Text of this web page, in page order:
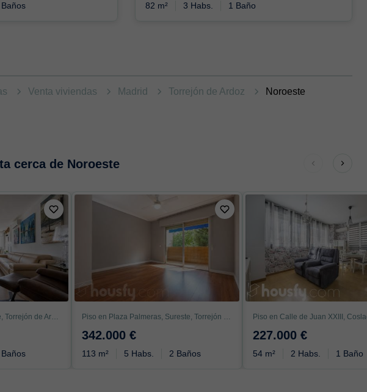
Baños 82 m² 3 Habs. 1 Baño
Venta viviendas Madrid Torrejón de Ardoz Noroeste
cerca de Noroeste
Piso en Cl. Apolo, Suroeste, Torrejón de Ardoz
Baños
Piso en Plaza Palmeras, Sureste, Torrejón de Ardoz
342.000 €
113 m² 5 Habs. 2 Baños
227.000 €
54 m² 2 Habs. 1 Baño